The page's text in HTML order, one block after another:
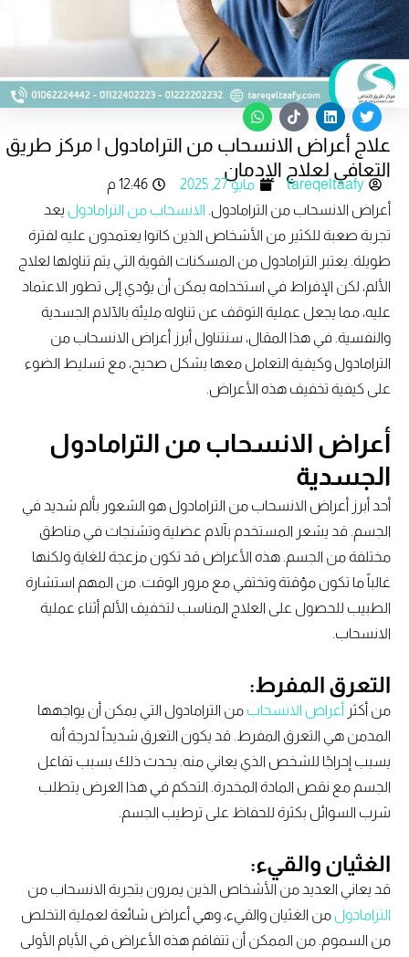
T
w
i
t
e
r
L
i
n
k
e
d
n
T
i
k
t
o
k
W
h
a
s
a
p
p
علاج أعراض الانسحاب من الترامادول | مركز طريق
التعافي لعلاج الإدمان
tareqeltaafy مايو 27, 2025
12:46 م
أعراض الانسحاب من الترامادول. الانسحاب من الترامادول يعد
تجربة صعبة للكثير من الأشخاص الذين كانوا يعتمدون عليه لفترة
طويلة. يعتبر الترامادول من المسكنات القوية التي يتم تناولها لعلاج
الألم، لكن الإفراط في استخدامه يمكن أن يؤدي إلى تطور الاعتماد
عليه، مما يجعل عملية التوقف عن تناوله مليئة بالآلام الجسدية
والنفسية. في هذا المقال، سنتناول أبرز أعراض الانسحاب من
الترامادول وكيفية التعامل معها بشكل صحيح، مع تسليط الضوء
على كيفية تخفيف هذه الأعراض.
أعراض الانسحاب من الترامادول
الجسدية
أحد أبرز أعراض الانسحاب من الترامادول هو الشعور بألم شديد في
الجسم. قد يشعر المستخدم بآلام عضلية وتشنجات في مناطق
مختلفة من الجسم. هذه الأعراض قد تكون مزعجة للغاية ولكنها
غالباً ما تكون مؤقتة وتختفي مع مرور الوقت. من المهم استشارة
الطبيب للحصول على العلاج المناسب لتخفيف الألم أثناء عملية
الانسحاب.
التعرق المفرط:
من أكثرأعراض الانسحاب من الترامادول التي يمكن أن يواجهها
المدمن هي التعرق المفرط. قد يكون التعرق شديداً لدرجة أنه
يسبب إحراجًا للشخص الذي يعاني منه. يحدث ذلك بسبب تفاعل
الجسم مع نقص المادة المخدرة. التحكم في هذا العرض يتطلب
شرب السوائل بكثرة للحفاظ على ترطيب الجسم.
الغثيان والقيء:
قد يعاني العديد من الأشخاص الذين يمرون بتجربة الانسحاب من
الترامادول من الغثيان والقيء، وهي أعراض شائعة لعملية التخلص
من السموم. من الممكن أن تتفاقم هذه الأعراض في الأيام الأولى